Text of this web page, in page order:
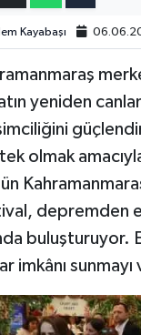
Kayabaşı
yeniden
olmak
depremden
buluşturuyor.
imkânı